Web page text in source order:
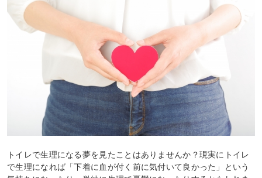
トイレで生理になる夢を見たことはありませんか？現実にトイレ
で生理になれば「下着に血が付く前に気付いて良かった」という